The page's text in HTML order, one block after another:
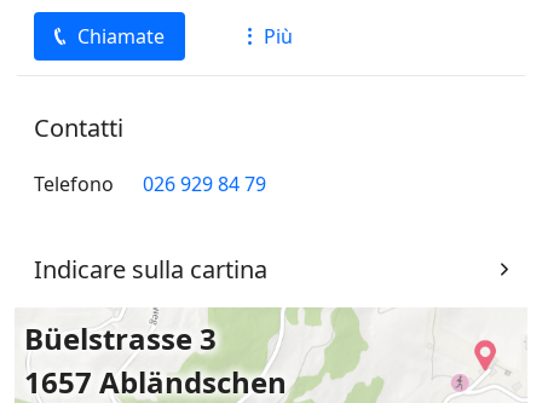
Chiamate Più
Contatti
Telefono 026 929 84 79
Indicare sulla cartina
Büelstrasse 3
1657 Abländschen